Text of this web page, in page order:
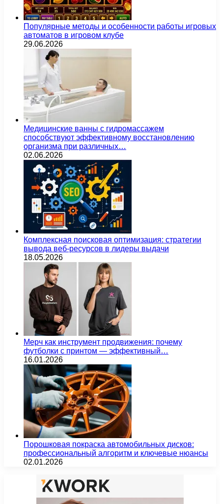
Популярные методы и особенности работы игровых
автоматов в игровом клубе
29.06.2026
Медицинские ванны с гидромассажем
способствуют эффективному восстановлению
организма при различных…
02.06.2026
Комплексная поисковая оптимизация: стратегии
вывода веб-ресурсов в лидеры выдачи
18.05.2026
Мерч как инструмент продвижения: почему
футболки с принтом — эффективный…
16.01.2026
Порошковая покраска автомобильных дисков:
профессиональный алгоритм и ключевые нюансы
02.01.2026